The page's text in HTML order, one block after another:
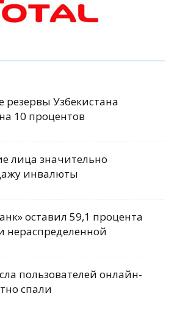
Узбекистана
10 процентов
лица значительно
инвалюты
оставил 59,1 процента
нераспределенной
пользователей онлайн-
спали